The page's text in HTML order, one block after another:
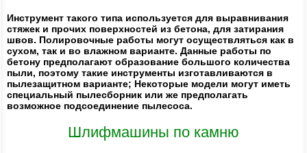
Инструмент такого типа используется для выравнивания
стяжек и прочих поверхностей из бетона, для затирания
швов. Полировочные работы могут осуществляться как в
сухом, так и во влажном варианте. Данные работы по
бетону предполагают образование большого количества
пыли, поэтому такие инструменты изготавливаются в
пылезащитном варианте; Некоторые модели могут иметь
специальный пылесборник или же предполагать
возможное подсоединение пылесоса.
Шлифмашины по камню